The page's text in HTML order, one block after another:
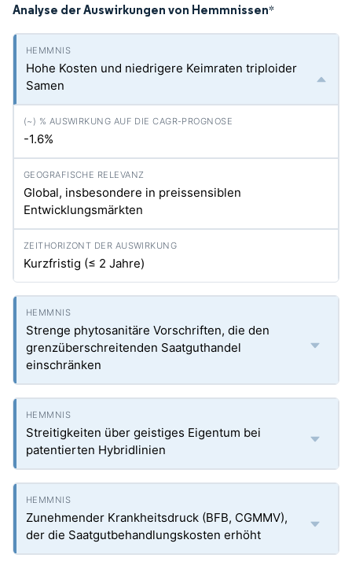
Analyse der Auswirkungen von Hemmnissen*
Hohe Kosten und niedrigere Keimraten triploider
Samen
-1.6%
Global, insbesondere in preissensiblen
Entwicklungsmärkten
Kurzfristig (≤ 2 Jahre)
Strenge phytosanitäre Vorschriften, die den
grenzüberschreitenden Saatguthandel
einschränken
Streitigkeiten über geistiges Eigentum bei
patentierten Hybridlinien
Zunehmender Krankheitsdruck (BFB, CGMMV),
der die Saatgutbehandlungskosten erhöht